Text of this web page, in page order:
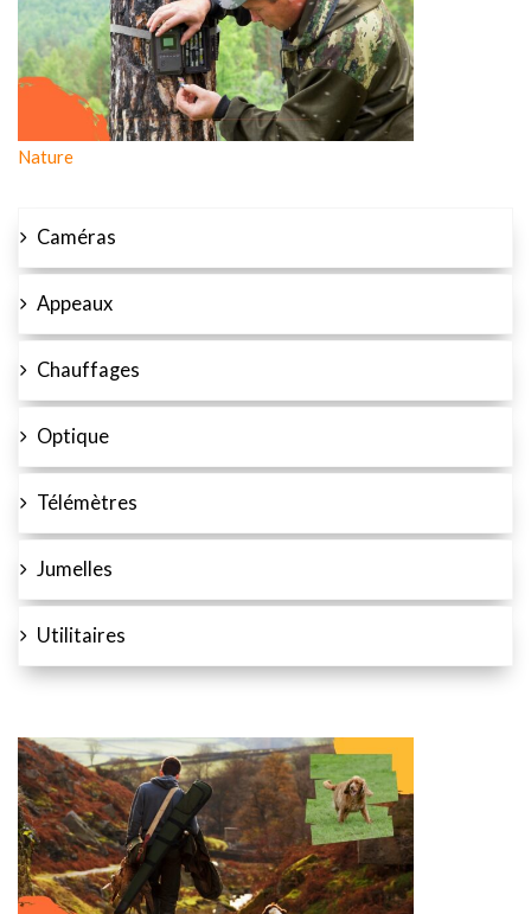
Nature
Caméras
Appeaux
Chauffages
Optique
Télémètres
Jumelles
Utilitaires